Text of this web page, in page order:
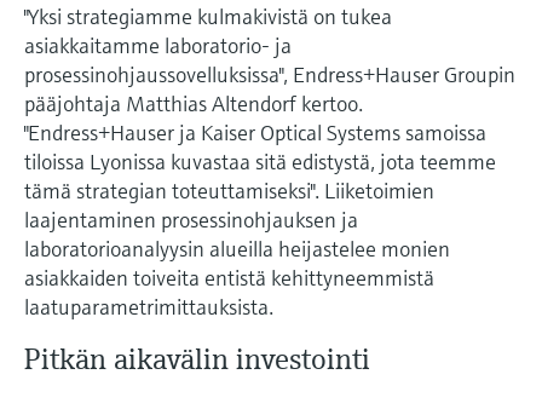
"Yksi strategiamme kulmakivistä on tukea
asiakkaitamme laboratorio- ja
prosessinohjaussovelluksissa", Endress+Hauser Groupin
pääjohtaja Matthias Altendorf kertoo.
"Endress+Hauser ja Kaiser Optical Systems samoissa
tiloissa Lyonissa kuvastaa sitä edistystä, jota teemme
tämä strategian toteuttamiseksi". Liiketoimien
laajentaminen prosessinohjauksen ja
laboratorioanalyysin alueilla heijastelee monien
asiakkaiden toiveita entistä kehittyneemmistä
laatuparametrimittauksista.
Pitkän aikavälin investointi